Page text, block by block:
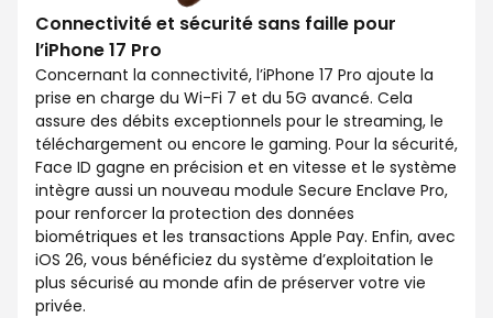
Connectivité et sécurité sans faille pour
l’iPhone 17 Pro
Concernant la connectivité, l’iPhone 17 Pro ajoute la
prise en charge du Wi-Fi 7 et du 5G avancé. Cela
assure des débits exceptionnels pour le streaming, le
téléchargement ou encore le gaming. Pour la sécurité,
Face ID gagne en précision et en vitesse et le système
intègre aussi un nouveau module Secure Enclave Pro,
pour renforcer la protection des données
biométriques et les transactions Apple Pay. Enfin, avec
iOS 26, vous bénéficiez du système d’exploitation le
plus sécurisé au monde afin de préserver votre vie
privée.